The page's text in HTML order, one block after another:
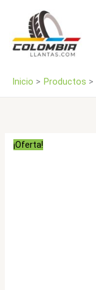
contenido
Inicio Productos
¡Oferta!